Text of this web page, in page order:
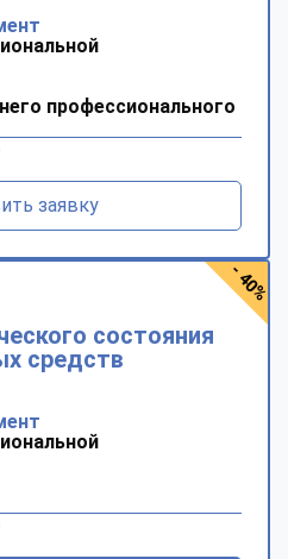
профессионального
заявку
состояния
средств
- 40%